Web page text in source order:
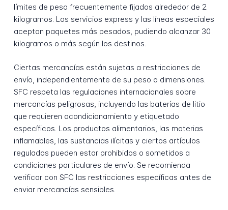
límites de peso frecuentemente fijados alrededor de 2
kilogramos. Los servicios express y las líneas especiales
aceptan paquetes más pesados, pudiendo alcanzar 30
kilogramos o más según los destinos.
Ciertas mercancías están sujetas a restricciones de
envío, independientemente de su peso o dimensiones.
SFC respeta las regulaciones internacionales sobre
mercancías peligrosas, incluyendo las baterías de litio
que requieren acondicionamiento y etiquetado
específicos. Los productos alimentarios, las materias
inflamables, las sustancias ilícitas y ciertos artículos
regulados pueden estar prohibidos o sometidos a
condiciones particulares de envío. Se recomienda
verificar con SFC las restricciones específicas antes de
enviar mercancías sensibles.